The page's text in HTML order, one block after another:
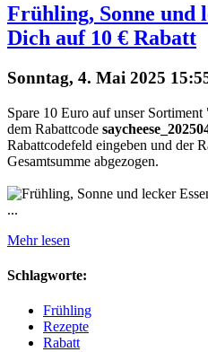
Frühling, Sonne und
Dich auf 10 € Rabatt
Sonntag, 4. Mai 2025
Spare 10 Euro auf unser
dem Rabattcode
Rabattcodefeld eingeben und der
Gesamtsumme abgezogen.
...
Mehr lesen
Schlagworte:
Frühling
Rezepte
Rabatt